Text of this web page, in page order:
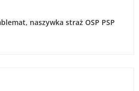
naszywka straż OSP PSP